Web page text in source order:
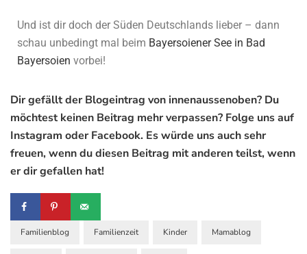
Und ist dir doch der Süden Deutschlands lieber – dann
schau unbedingt mal beim Bayersoiener See in Bad
Bayersoien vorbei!
Dir gefällt der Blogeintrag von innenaussenoben? Du
möchtest keinen Beitrag mehr verpassen? Folge uns auf
Instagram oder Facebook. Es würde uns auch sehr
freuen, wenn du diesen Beitrag mit anderen teilst, wenn
er dir gefallen hat!
Familienblog Familienzeit Kinder Mamablog